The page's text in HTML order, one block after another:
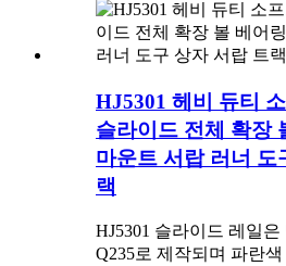
HJ5301 헤비 듀티
슬라이드 전체 확장
마운트 서랍 러너 도
랙
HJ5301 슬라이드 레일
Q235로 제작되며 파란